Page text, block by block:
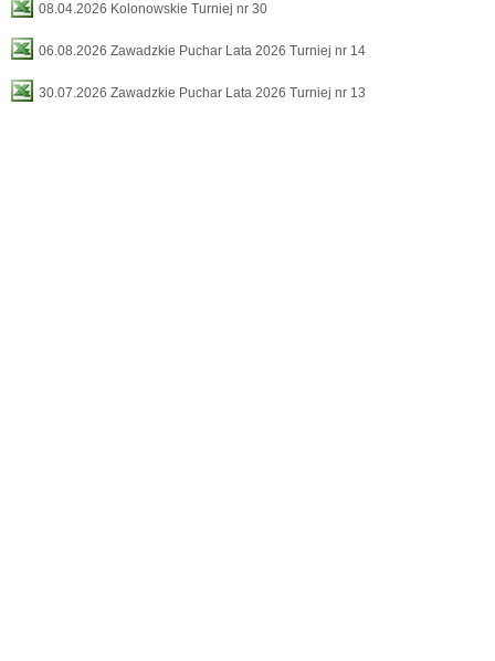
08.04.2026 Kolonowskie Turniej nr 30
06.08.2026 Zawadzkie Puchar Lata 2026 Turniej nr 14
30.07.2026 Zawadzkie Puchar Lata 2026 Turniej nr 13